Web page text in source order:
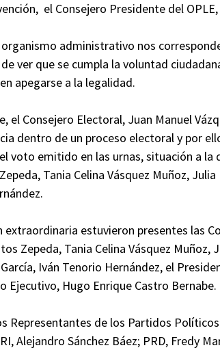
el Consejero Presidente del
administrativo nos
ver que se cumpla la voluntad
apegarse a la legalidad.
el Consejero Electoral, Juan Manuel
dentro de un proceso electoral y por
voto emitido en las urnas, situación a la
Tania Celina Vásquez Muñoz,
extraordinaria estuvieron presentes las
Zepeda, Tania Celina Vásquez Muñoz,
Iván Tenorio Hernández, el
Ejecutivo, Hugo Enrique Castro Bernabe.
Representantes de los Partidos
Alejandro Sánchez Báez; PRD, Fredy